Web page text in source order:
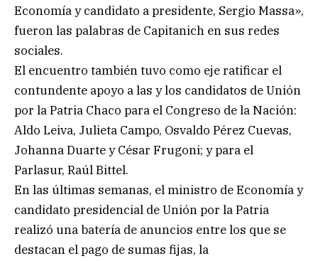
Economía y candidato a presidente, Sergio Massa»,
fueron las palabras de Capitanich en sus redes
sociales.
El encuentro también tuvo como eje ratificar el
contundente apoyo a las y los candidatos de Unión
por la Patria Chaco para el Congreso de la Nación:
Aldo Leiva, Julieta Campo, Osvaldo Pérez Cuevas,
Johanna Duarte y César Frugoni; y para el
Parlasur, Raúl Bittel.
En las últimas semanas, el ministro de Economía y
candidato presidencial de Unión por la Patria
realizó una batería de anuncios entre los que se
destacan el pago de sumas fijas, la